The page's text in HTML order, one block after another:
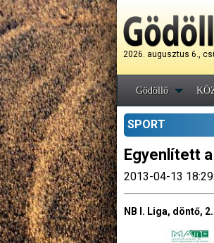
2026. augusztus 6.,
Gödöllő
SPORT
Egyenlített
2013-04-13
NB I. Liga, döntő,